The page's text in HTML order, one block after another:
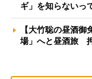
ギ」を知らない
【大竹聡の昼酒
場」へと昼酒旅